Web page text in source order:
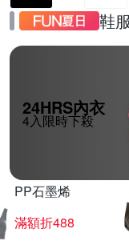
鞋
24HRS內衣
4入限時下殺
PP石墨烯
滿額折488